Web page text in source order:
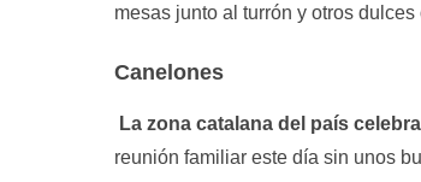
mesas junto al turrón y otros
Canelones
La zona catalana del país
reunión familiar este día sin unos